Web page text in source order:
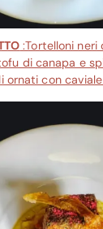
:Tortelloni
di canapa e
ornati con